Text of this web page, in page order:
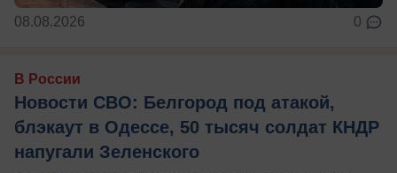
08.08.2026 0
В России
Новости СВО: Белгород под атакой,
блэкаут в Одессе, 50 тысяч солдат КНДР
напугали Зеленского